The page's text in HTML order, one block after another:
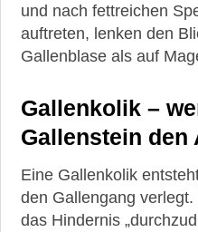
und nach fettreichen
auftreten, lenken den
Gallenblase als auf
Gallenkolik –
Gallenstein
Eine Gallenkolik
den Gallengang
das Hindernis